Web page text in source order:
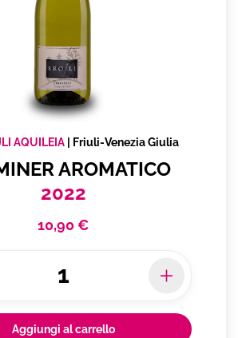
AQUILEIA | Friuli-Venezia Giulia
AROMATICO
2022
10,90 €
Aggiungi al carrello